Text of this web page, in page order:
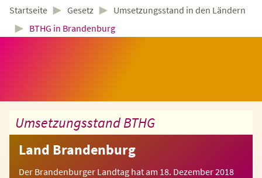
Startseite ► Gesetz ► Umsetzungsstand in den Ländern
► BTHG in Brandenburg
Umsetzungsstand BTHG
Land Brandenburg
Der Brandenburger Landtag hat am 18. Dezember 2018